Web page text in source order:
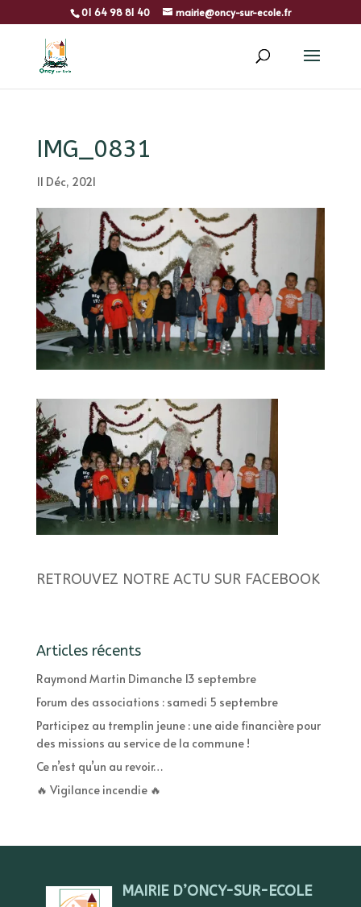
01 64 98 81 40 mairie@oncy-sur-ecole.fr
IMG_0831
11 Déc, 2021
RETROUVEZ NOTRE ACTU SUR FACEBOOK
Articles récents
Raymond Martin Dimanche 13 septembre
Forum des associations : samedi 5 septembre
Participez au tremplin jeune : une aide financière pour
des missions au service de la commune !
Ce n’est qu’un au revoir…
🔥 Vigilance incendie 🔥
MAIRIE D’ONCY-SUR-ECOLE